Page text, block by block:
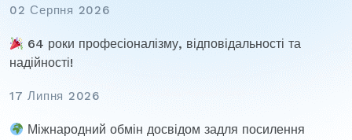
02 Серпня 2026
64 роки професіоналізму, відповідальності та
надійності!
17 Липня 2026
Міжнародний обмін досвідом задля посилення